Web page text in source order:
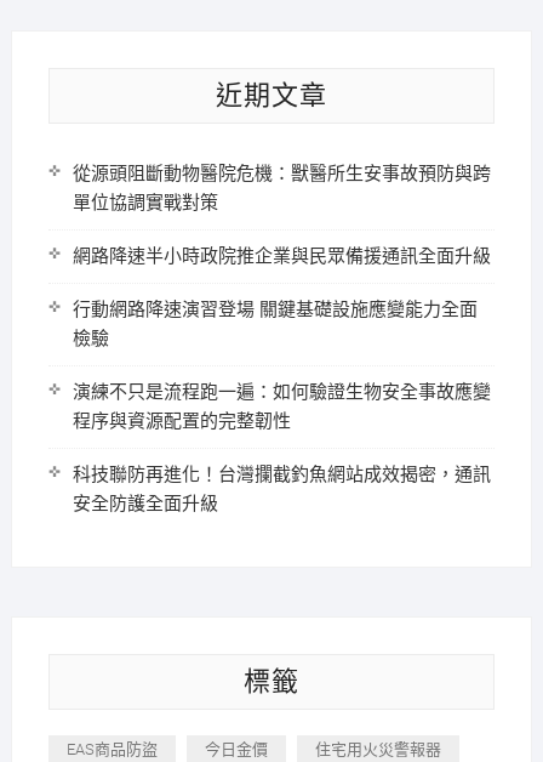
近期文章
從源頭阻斷動物醫院危機：獸醫所生安事故預防與跨
單位協調實戰對策
網路降速半小時政院推企業與民眾備援通訊全面升級
行動網路降速演習登場 關鍵基礎設施應變能力全面
檢驗
演練不只是流程跑一遍：如何驗證生物安全事故應變
程序與資源配置的完整韌性
科技聯防再進化！台灣攔截釣魚網站成效揭密，通訊
安全防護全面升級
標籤
EAS商品防盜 今日金價 住宅用火災警報器